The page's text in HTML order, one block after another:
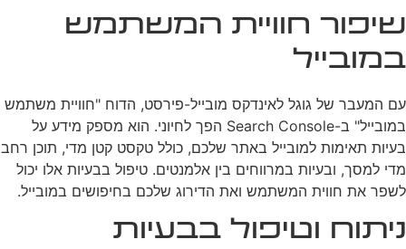
שיפור חוויית המשתמש
במובייל
עם המעבר של גוגל לאינדקס מובייל-פירסט, הדוח "חוויית משתמש
במובייל" ב-Search Console הפך לחיוני. הוא מספק מידע על
בעיות תאימות למובייל באתר שלכם, כולל טקסט קטן מדי, תוכן רחב
מדי למסך, ובעיות במרווחים בין אלמנטים. טיפול בבעיות אלו יכול
לשפר את חווית המשתמש ואת הדירוג שלכם בחיפושים במובייל.
ניתוח וטיפול בבעיות